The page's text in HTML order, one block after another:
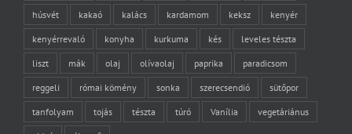
húsvét kakaó kalács kardamom keksz kenyér
kenyérrevaló konyha kurkuma kés leveles tészta
liszt mák olaj olívaolaj paprika paradicsom
reggeli római kömény sonka szerecsendió sütőpor
tanfolyam tojás tészta túró Vanília vegetáriánus